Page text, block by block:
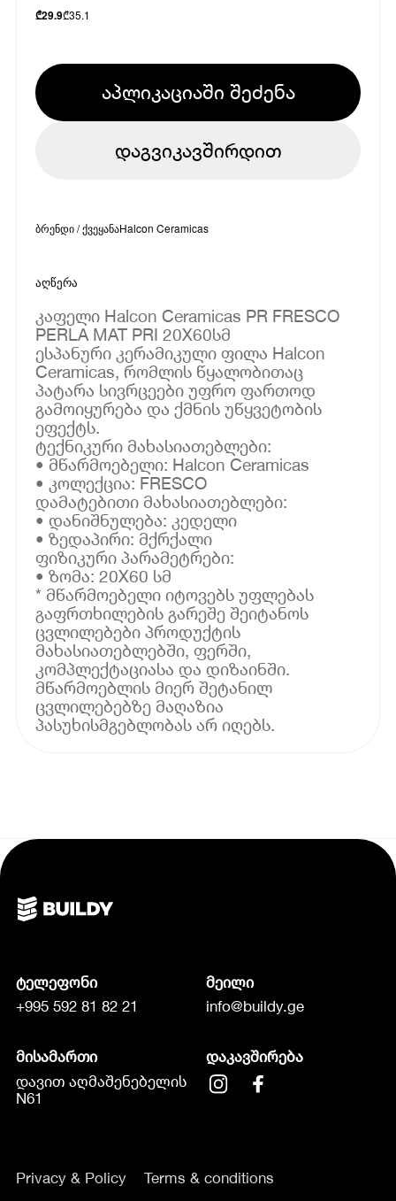
₾29.9₾35.1
აპლიკაციაში შეძენა
დაგვიკავშირდით
ბრენდი / ქვეყანაHalcon Ceramicas
აღწერა
კაფელი Halcon Ceramicas PR FRESCO
PERLA MAT PRI 20X60სმ
ესპანური კერამიკული ფილა Halcon
Ceramicas, რომლის წყალობითაც
პატარა სივრცეები უფრო ფართოდ
გამოიყურება და ქმნის უწყვეტობის
ეფექტს.
ტექნიკური მახასიათებლები:
• მწარმოებელი: Halcon Ceramicas
• კოლექცია: FRESCO
დამატებითი მახასიათებლები:
• დანიშნულება: კედელი
• ზედაპირი: მქრქალი
ფიზიკური პარამეტრები:
• ზომა: 20X60 სმ
* მწარმოებელი იტოვებს უფლებას
გაფრთხილების გარეშე შეიტანოს
ცვლილებები პროდუქტის
მახასიათებლებში, ფერში,
კომპლექტაციასა და დიზაინში.
მწარმოებლის მიერ შეტანილ
ცვლილებებზე მაღაზია
პასუხისმგებლობას არ იღებს.
ტელეფონი
+995 592 81 82 21
მეილი
info@buildy.ge
მისამართი
დავით აღმაშენებელის
N61
დაკავშირება
Privacy & Policy Terms & conditions